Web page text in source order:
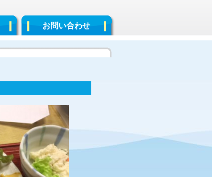
お問い合わせ